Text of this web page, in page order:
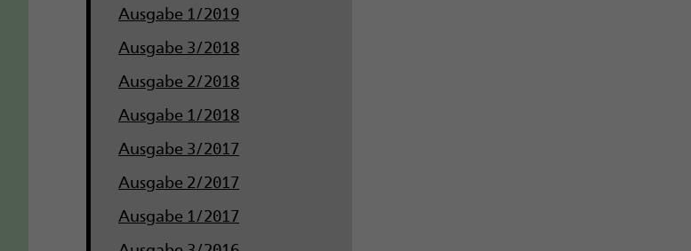
Ausgabe 1/2019
Ausgabe 3/2018
Ausgabe 2/2018
Ausgabe 1/2018
Ausgabe 3/2017
Ausgabe 2/2017
Ausgabe 1/2017